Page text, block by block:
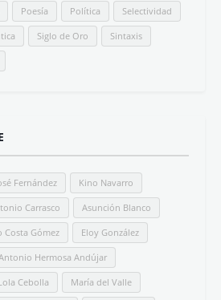
Poesía Política Selectividad
Siglo de Oro Sintaxis
Fernández Kino Navarro
Carrasco Asunción Blanco
Costa Gómez Eloy González
Hermosa Andújar
Cebolla María del Valle